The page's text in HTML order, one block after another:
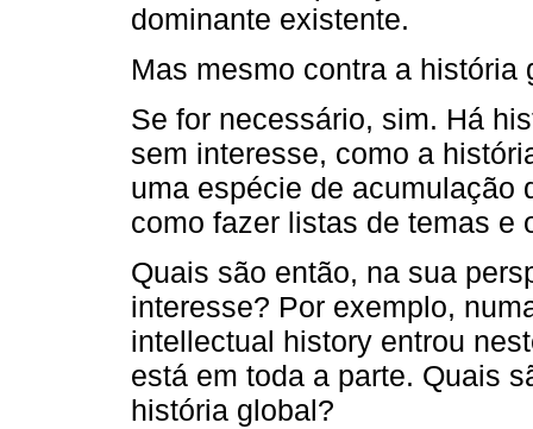
dominante existente.
Mas mesmo contra a história
Se for necessário, sim. Há
sem interesse, como a
uma espécie de acumulação
como fazer listas de temas e
Quais são então, na sua
interesse? Por exemplo,
intellectual history entrou
está em toda a parte. Quais
história global?